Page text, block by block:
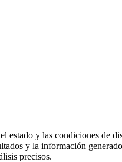
y las condiciones de
y la información
precisos.